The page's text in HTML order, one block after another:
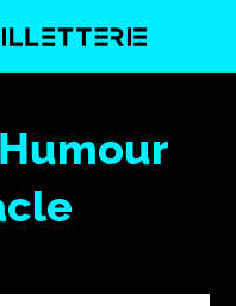
Humour